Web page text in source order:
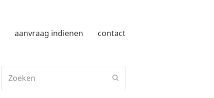
aanvraag indienen contact